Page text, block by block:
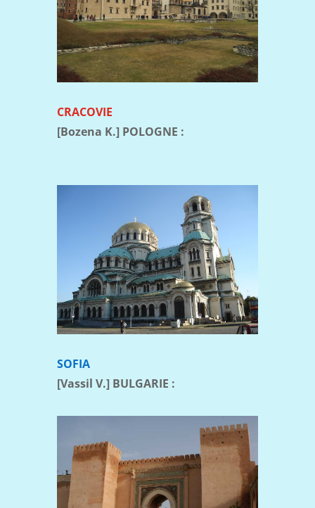
CRACOVIE
[Bozena K.] POLOGNE :
SOFIA
[Vassil V.] BULGARIE :